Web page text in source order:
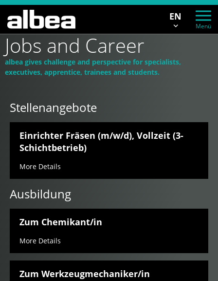
Menü
EN
Jobs and Career
albea gives challenge and perspective for specialists,
executives, apprentice, trainees and students.
Stellenangebote
Einrichter Fräsen (m/w/d), Vollzeit (3-
Schichtbetrieb)
More Details
Ausbildung
Zum Chemikant/in
More Details
Zum Werkzeugmechaniker/in